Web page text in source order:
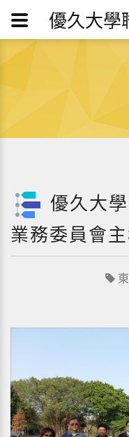
優久大學
優久大
業務委員會